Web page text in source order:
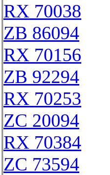
RX 70038
ZB 86094
RX 70156
ZB 92294
RX 70253
ZC 20094
RX 70384
ZC 73594